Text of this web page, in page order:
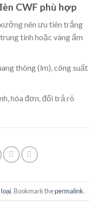
CWF phù hợp
nên ưu tiên trắng
tính hoặc vàng ấm
thông (lm), công suất
hóa đơn, đổi trả rõ
. Bookmark thepermalink.